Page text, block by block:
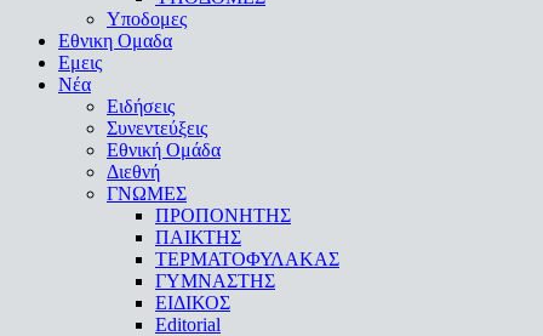
Υποδομες
Εθνικη Ομαδα
Εμεις
Νέα
Ειδήσεις
Συνεντεύξεις
Εθνική Ομάδα
Διεθνή
ΓΝΩΜΕΣ
ΠΡΟΠΟΝΗΤΗΣ
ΠΑΙΚΤΗΣ
ΤΕΡΜΑΤΟΦΥΛΑΚΑΣ
ΓΥΜΝΑΣΤΗΣ
ΕΙΔΙΚΟΣ
Editorial